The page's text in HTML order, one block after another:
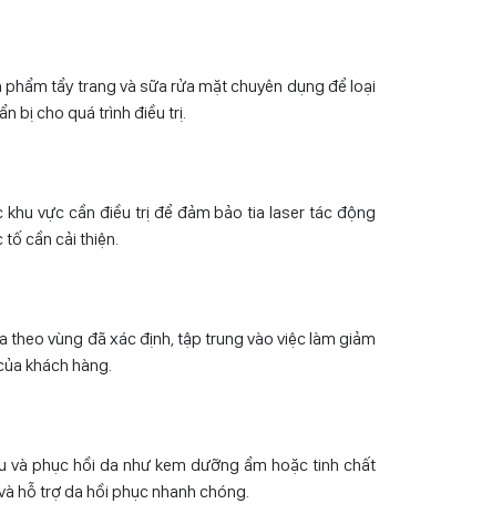
tẩy trang và sữa rửa mặt chuyên dụng để loại
bị cho quá trình điều trị.
khu vực cần điều trị để đảm bảo tia laser tác động
cần cải thiện.
theo vùng đã xác định, tập trung vào việc làm giảm
khách hàng.
và phục hồi da như kem dưỡng ẩm hoặc tinh chất
hỗ trợ da hồi phục nhanh chóng.